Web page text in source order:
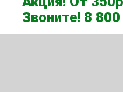
Звоните! 8